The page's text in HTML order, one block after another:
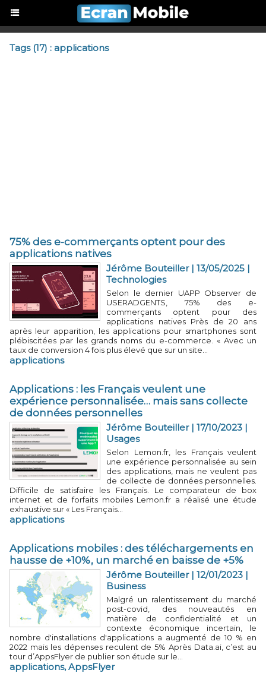
Tags (17) : applications
​75% des e-commerçants optent pour des
applications natives
Jérôme Bouteiller| 13/05/2025 |
Technologies
Selon le dernier UAPP Observer de
USERADGENTS, 75% des e-
commerçants optent pour des
applications natives Près de 20 ans
après leur apparition, les applications pour smartphones sont
plébiscitées par les grands noms du e-commerce. « Avec un
taux de conversion 4 fois plus élevé que sur un site...
applications
​Applications : les Français veulent une
expérience personnalisée… mais sans collecte
de données personnelles
Jérôme Bouteiller| 17/10/2023 |
Usages
Selon Lemon.fr, les Français veulent
une expérience personnalisée au sein
des applications, mais ne veulent pas
de collecte de données personnelles.
Difficile de satisfaire les Français. Le comparateur de box
internet et de forfaits mobiles Lemon.fr a réalisé une étude
exhaustive sur « Les Français...
applications
Applications mobiles : des téléchargements en
hausse de +10%, un marché en baisse de +5%
Jérôme Bouteiller| 12/01/2023 |
Business
Malgré un ralentissement du marché
post-covid, des nouveautés en
matière de confidentialité et un
contexte économique incertain, le
nombre d'installations d'applications a augmenté de 10 % en
2022 mais les dépenses reculent de 5% Après Data.ai, c’est au
tour d’AppsFlyer de publier son étude sur le...
applications,AppsFlyer